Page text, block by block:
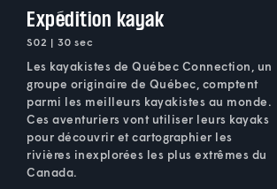
Expédition kayak
S02 | 30 sec
Les kayakistes de Québec Connection, un
groupe originaire de Québec, comptent
parmi les meilleurs kayakistes au monde.
Ces aventuriers vont utiliser leurs kayaks
pour découvrir et cartographier les
rivières inexplorées les plus extrêmes du
Canada.